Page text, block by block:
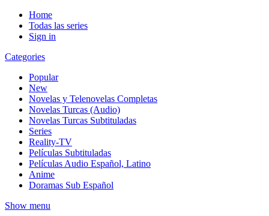
Home
Todas las series
Sign in
Categories
Popular
New
Novelas y Telenovelas Completas
Novelas Turcas (Audio)
Novelas Turcas Subtituladas
Series
Reality-TV
Películas Subtituladas
Películas Audio Español, Latino
Anime
Doramas Sub Español
Show menu